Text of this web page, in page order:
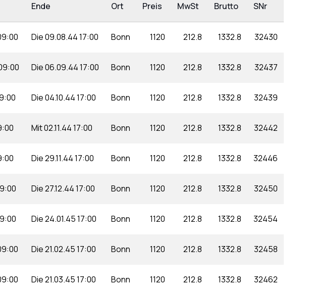
Ende Ort Preis MwSt Brutto SNr
Die 09.08.44 17:00 Bonn 1120 212.8 1332.8 32430
Die 06.09.44 17:00 Bonn 1120 212.8 1332.8 32437
Die 04.10.44 17:00 Bonn 1120 212.8 1332.8 32439
Mit 02.11.44 17:00 Bonn 1120 212.8 1332.8 32442
Die 29.11.44 17:00 Bonn 1120 212.8 1332.8 32446
Die 27.12.44 17:00 Bonn 1120 212.8 1332.8 32450
Die 24.01.45 17:00 Bonn 1120 212.8 1332.8 32454
Die 21.02.45 17:00 Bonn 1120 212.8 1332.8 32458
Die 21.03.45 17:00 Bonn 1120 212.8 1332.8 32462